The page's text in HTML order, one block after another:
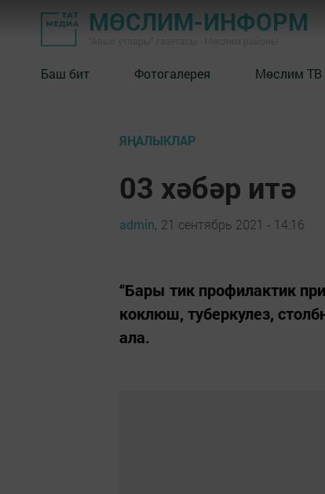
МӨСЛИМ-ИНФОРМ
Баш бит Фотогалерея Мөслим ТВ
ЯҢАЛЫКЛАР
03 хәбәр итә
admin, 21 сентябрь 2021 - 14:16
“Бары тик профилактик
коклюш, туберкулез,
ала.